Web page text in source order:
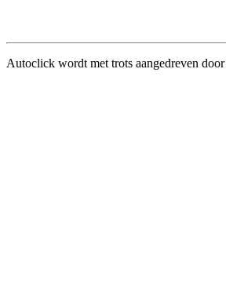
Autoclick wordt met trots aangedreven door